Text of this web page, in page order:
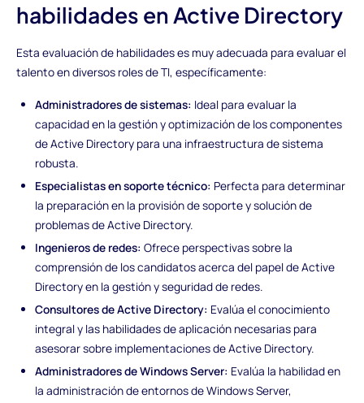
habilidades en Active Directory
Esta evaluación de habilidades es muy adecuada para evaluar el
talento en diversos roles de TI, específicamente:
Administradores de sistemas: Ideal para evaluar la
capacidad en la gestión y optimización de los componentes
de Active Directory para una infraestructura de sistema
robusta.
Especialistas en soporte técnico: Perfecta para determinar
la preparación en la provisión de soporte y solución de
problemas de Active Directory.
Ingenieros de redes: Ofrece perspectivas sobre la
comprensión de los candidatos acerca del papel de Active
Directory en la gestión y seguridad de redes.
Consultores de Active Directory: Evalúa el conocimiento
integral y las habilidades de aplicación necesarias para
asesorar sobre implementaciones de Active Directory.
Administradores de Windows Server: Evalúa la habilidad en
la administración de entornos de Windows Server,